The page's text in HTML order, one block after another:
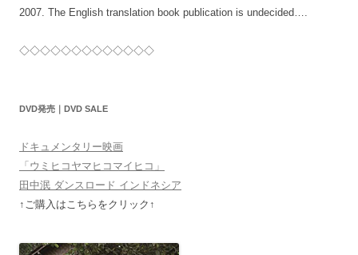
2007. The English translation book publication is undecided….
◇◇◇◇◇◇◇◇◇◇◇◇◇
DVD発売｜DVD SALE
ドキュメンタリー映画
「ウミヒコヤマヒコマイヒコ」
田中泯 ダンスロード インドネシア
↑ご購入はこちらをクリック↑